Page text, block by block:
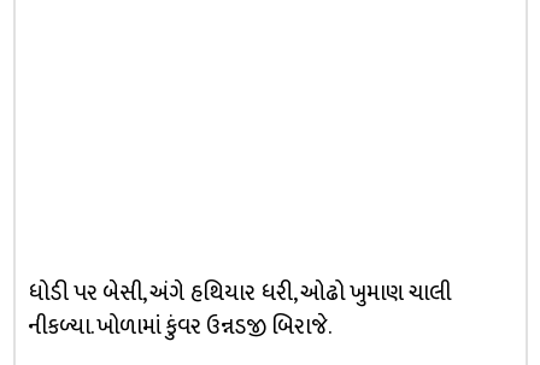
ધોડી પર બેસી, અંગે હથિયાર ધરી, ઓઢો ખુમાણ ચાલી
નીકળ્યા. ખોળામાં કુંવર ઉન્નડજી બિરાજે.